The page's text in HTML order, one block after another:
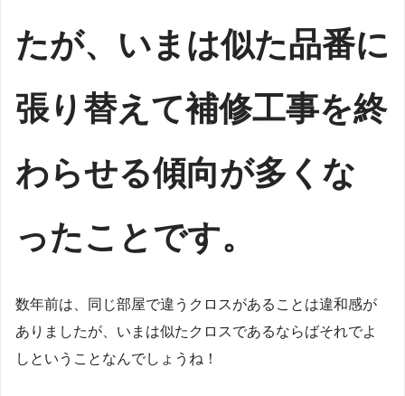
たが、いまは似た品番に
張り替えて補修工事を終
わらせる傾向が多くな
ったことです。
数年前は、同じ部屋で違うクロスがあることは違和感が
ありましたが、いまは似たクロスであるならばそれでよ
しということなんでしょうね！